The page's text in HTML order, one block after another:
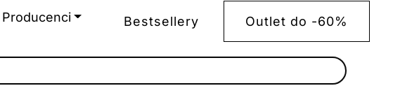
Producenci Bestsellery Outlet do -60%